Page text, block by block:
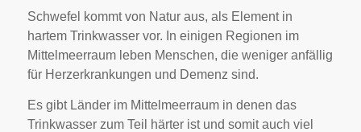
Schwefel kommt von Natur aus, als Element in
hartem Trinkwasser vor. In einigen Regionen im
Mittelmeerraum leben Menschen, die weniger anfällig
für Herzerkrankungen und Demenz sind.
Es gibt Länder im Mittelmeerraum in denen das
Trinkwasser zum Teil härter ist und somit auch viel